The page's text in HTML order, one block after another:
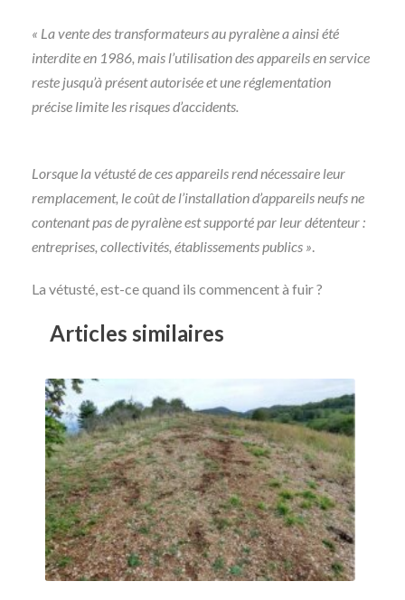
« La vente des transformateurs au pyralène a ainsi été
interdite en 1986, mais l’utilisation des appareils en service
reste jusqu’à présent autorisée et une réglementation
précise limite les risques d’accidents.
Lorsque la vétusté de ces appareils rend nécessaire leur
remplacement, le coût de l’installation d’appareils neufs ne
contenant pas de pyralène est supporté par leur détenteur :
entreprises, collectivités, établissements publics ».
La vétusté, est-ce quand ils commencent à fuir ?
Articles similaires